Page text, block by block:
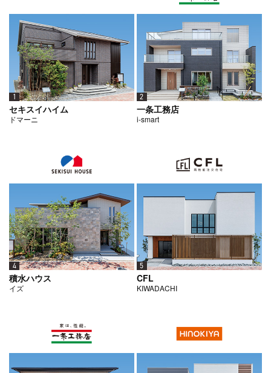
1
セキスイハイム
ドマーニ
2
一条工務店
i-smart
4
積水ハウス
イズ
5
CFL
KIWADACHI